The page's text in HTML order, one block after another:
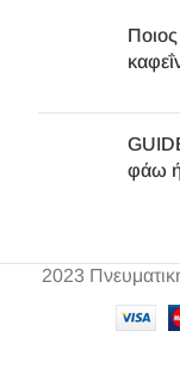
φάω ή
2023